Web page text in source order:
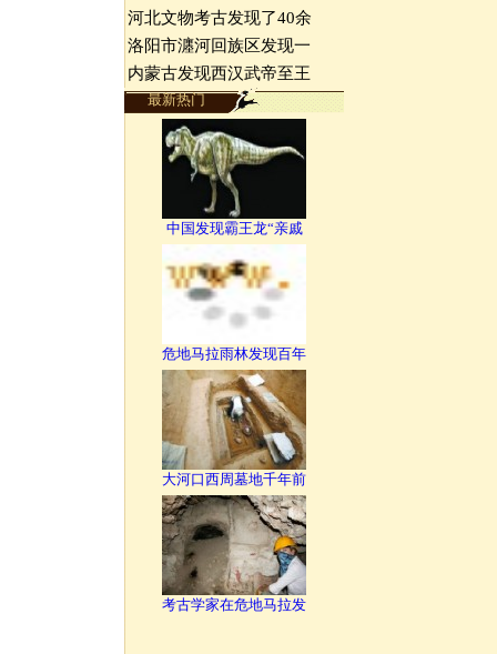
河北文物考古发现了40余
洛阳市瀍河回族区发现一
内蒙古发现西汉武帝至王
最新热门
中国发现霸王龙“亲戚
危地马拉雨林发现百年
大河口西周墓地千年前
考古学家在危地马拉发